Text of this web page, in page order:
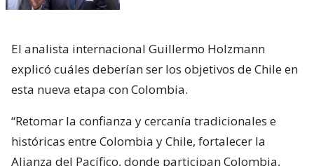
El analista internacional Guillermo Holzmann
explicó cuáles deberían ser los objetivos de Chile en
esta nueva etapa con Colombia.
“Retomar la confianza y cercanía tradicionales e
históricas entre Colombia y Chile, fortalecer la
Alianza del Pacífico, donde participan Colombia,